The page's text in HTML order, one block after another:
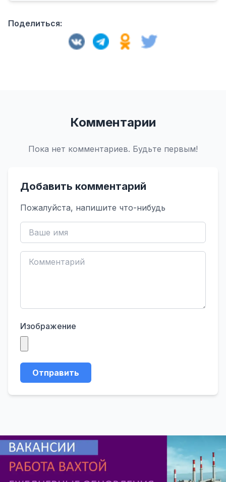
Поделиться:
Комментарии
Пока нет комментариев. Будьте первым!
Добавить комментарий
Пожалуйста, напишите что-нибудь
Изображение
Отправить